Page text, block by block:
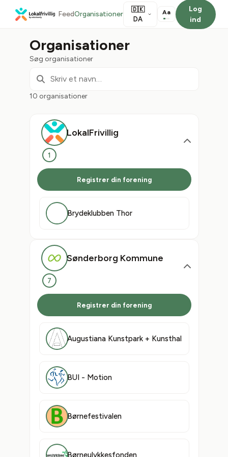
FeedOrganisationer
🇩🇰
DA
Aa
Log
ind
Organisationer
Søg organisationer
10 organisationer
LokalFrivillig
1
Registrer din forening
Brydeklubben Thor
Sønderborg Kommune
7
Registrer din forening
Augustiana Kunstpark + Kunsthal
BUI - Motion
Børnefestivalen
Børneulykkesfonden